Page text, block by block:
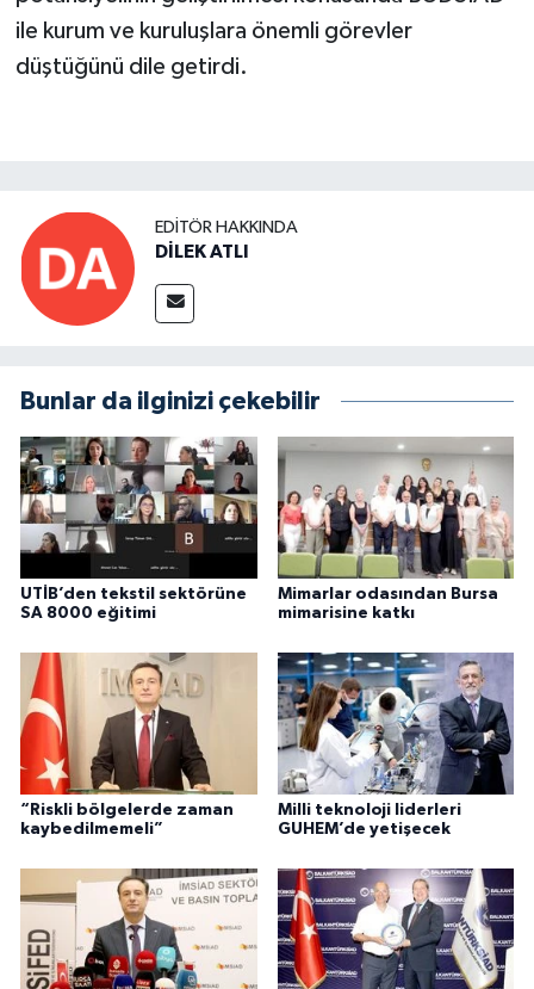
ile kurum ve kuruluşlara önemli görevler
düştüğünü dile getirdi.
EDITÖR HAKKINDA
DİLEK ATLI
Bunlar da ilginizi çekebilir
UTİB’den tekstil sektörüne
SA 8000 eğitimi
Mimarlar odasından Bursa
mimarisine katkı
“Riskli bölgelerde zaman
kaybedilmemeli”
Milli teknoloji liderleri
GUHEM’de yetişecek